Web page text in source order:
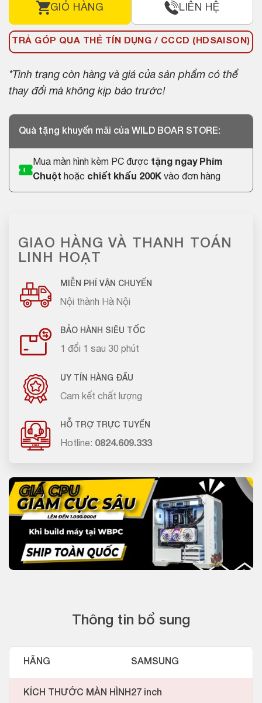
GIỎ HÀNG LIÊN HỆ
TRẢ GÓP QUA THẺ TÍN DỤNG / CCCD (HDSAISON)
*Tình trạng còn hàng và giá của sản phẩm có thể
thay đổi mà không kịp báo trước!
Quà tặng khuyến mãi của WILD BOAR STORE:
Mua màn hình kèm PC được tặng ngay Phím
Chuột hoặc chiết khấu 200K vào đơn hàng
GIAO HÀNG VÀ THANH TOÁN
LINH HOẠT
MIỄN PHÍ VẬN CHUYỂN
Nội thành Hà Nội
BẢO HÀNH SIÊU TỐC
1 đổi 1 sau 30 phút
UY TÍN HÀNG ĐẦU
Cam kết chất lượng
HỖ TRỢ TRỰC TUYẾN
Hotline: 0824.609.333
Thông tin bổ sung
HÃNG SAMSUNG
KÍCH THƯỚC MÀN HÌNH 27 inch